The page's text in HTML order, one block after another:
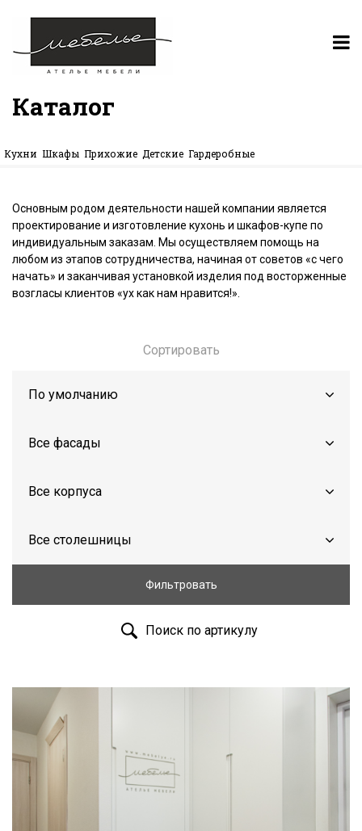
Каталог
Кухни Шкафы Прихожие Детские Гардеробные
Основным родом деятельности нашей компании является
проектирование и изготовление кухонь и шкафов-купе по
индивидуальным заказам. Мы осуществляем помощь на
любом из этапов сотрудничества, начиная от советов «с чего
начать» и заканчивая установкой изделия под восторженные
возгласы клиентов «ух как нам нравится!».
Сортировать
Фильтровать
Поиск по артикулу